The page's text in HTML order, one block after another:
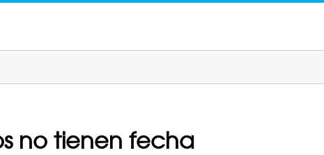
no tienen fecha